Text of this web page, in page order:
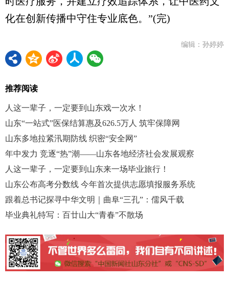
化在创新传播中守住专业底色。”(完)
编辑：孙婷婷
推荐阅读
人这一辈子，一定要到山东戏一次水！
山东“一站式”医保结算惠及626.5万人 筑牢保障网
山东多地拉紧汛期防线 织密“安全网”
年中发力 竞逐“热”潮——山东各地经济社会发展观察
人这一辈子，一定要到山东来一场毕业旅行！
山东公布高考分数线 今年首次提供志愿填报服务系统
跟着总书记探寻中华文明｜曲阜“三孔”：儒风千载
毕业典礼特写：百廿山大“青春”不散场